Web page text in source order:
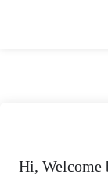
Hi, Welcome